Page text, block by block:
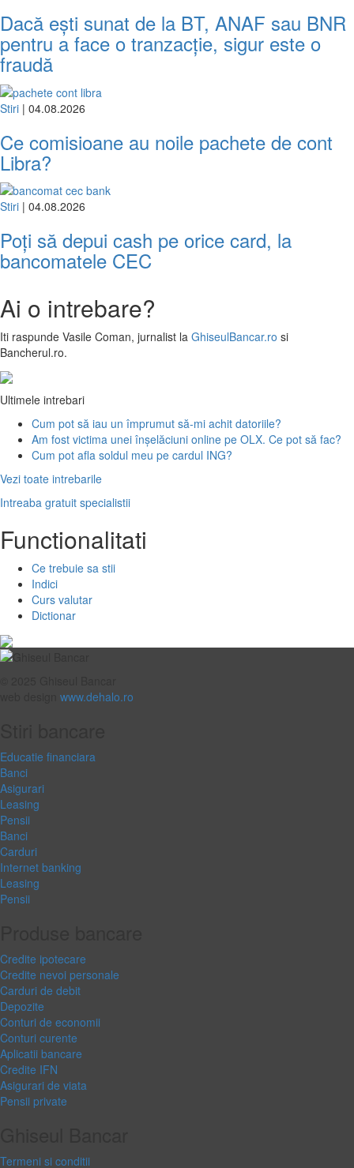
Dacă ești sunat de la BT, ANAF sau BNR
pentru a face o tranzacție, sigur este o
fraudă
Stiri | 04.08.2026
Ce comisioane au noile pachete de cont
Libra?
Stiri | 04.08.2026
Poți să depui cash pe orice card, la
bancomatele CEC
Ai o intrebare?
Iti raspunde Vasile Coman, jurnalist la GhiseulBancar.ro si
Bancherul.ro.
Ultimele intrebari
Cum pot să iau un împrumut să-mi achit datoriile?
Am fost victima unei înșelăciuni online pe OLX. Ce pot să fac?
Cum pot afla soldul meu pe cardul ING?
Vezi toate intrebarile
Intreaba gratuit specialistii
Functionalitati
Ce trebuie sa stii
Indici
Curs valutar
Dictionar
www.dehalo.ro
Educatie financiara
Banci
Asigurari
Leasing
Pensii
Banci
Carduri
Internet banking
Leasing
Pensii
Credite ipotecare
Credite nevoi personale
Carduri de debit
Depozite
Conturi de economii
Conturi curente
Aplicatii bancare
Credite IFN
Asigurari de viata
Pensii private
Termeni si conditii